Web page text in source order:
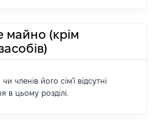
майно (крім
членів його сім'ї відсутні
в цьому розділі.